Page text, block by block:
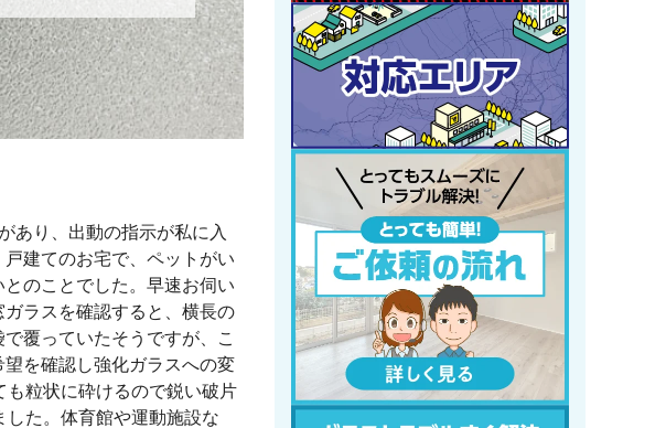
あり、出動の指示が私に入
建てのお宅で、ペットがい
のことでした。早速お伺い
ラスを確認すると、横長の
覆っていたそうですが、こ
を確認し強化ガラスへの変
粒状に砕けるので鋭い破片
た。体育館や運動施設な